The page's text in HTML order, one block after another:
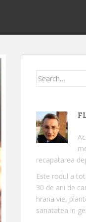
Search
recapatarea
Este rodul a
30 de ani de
hrana vie,
sanatatea in